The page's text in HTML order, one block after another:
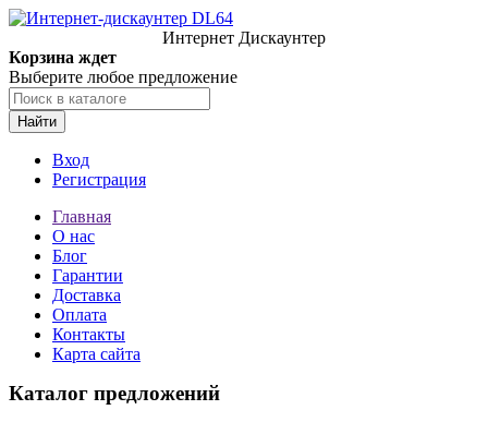
Интернет Дискаунтер
Корзина ждет
Выберите любое предложение
Найти
Вход
Регистрация
Главная
О нас
Блог
Гарантии
Доставка
Оплата
Контакты
Карта сайта
Каталог предложений